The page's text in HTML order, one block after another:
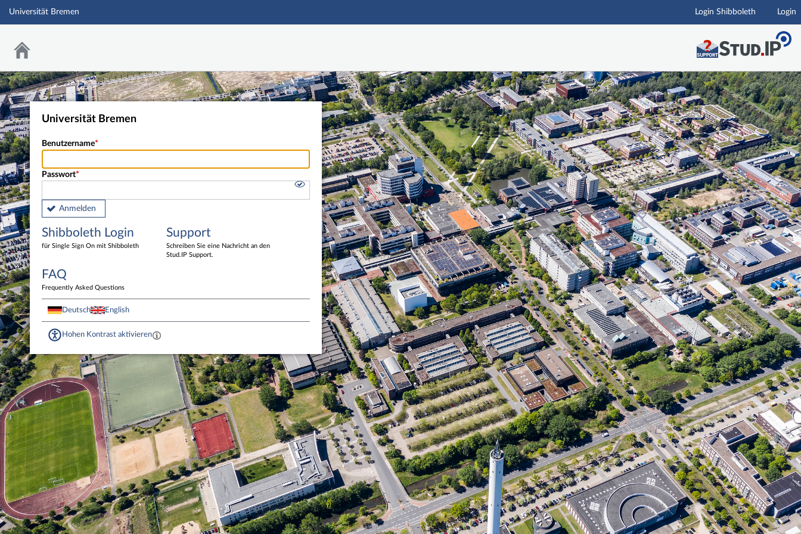
Hauptnavigation
Universität Bremen Login Shibboleth Login
Universität Bremen
Benutzername
Passwort
Anmelden
Shibboleth Login
für Single Sign On mit Shibboleth
Support
Schreiben Sie eine Nachricht an den
Stud.IP Support.
FAQ
Frequently Asked Questions
Deutsch English
Hohen Kontrast aktivieren